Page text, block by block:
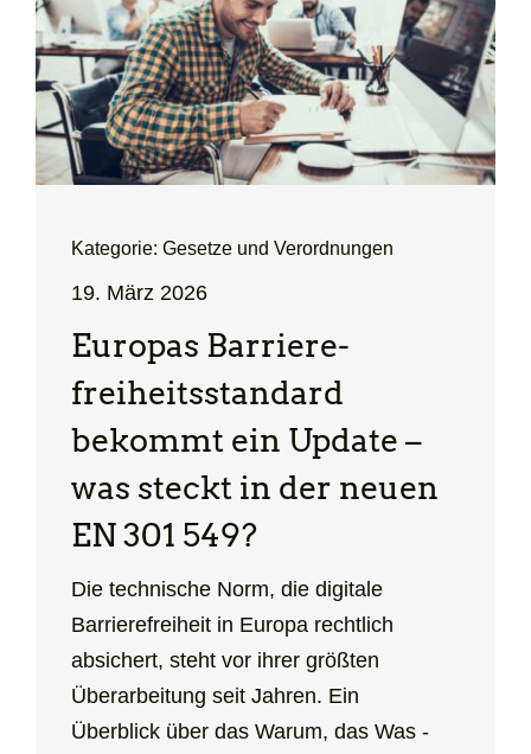
Kategorie: Gesetze und Verordnungen
19. März 2026
Europas Barriere­
freiheits­standard
bekommt ein Update –
was steckt in der neuen
EN 301 549?
Die technische Norm, die digitale
Barrierefreiheit in Europa rechtlich
absichert, steht vor ihrer größten
Überarbeitung seit Jahren. Ein
Überblick über das Warum, das Was -